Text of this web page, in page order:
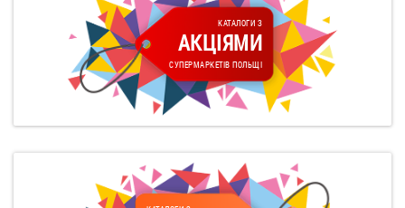
КАТАЛОГИ З
АКЦІЯМИ
СУПЕРМАРКЕТІВ ПОЛЬЩІ